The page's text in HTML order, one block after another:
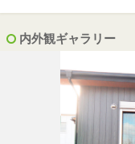
内外観ギャラリー